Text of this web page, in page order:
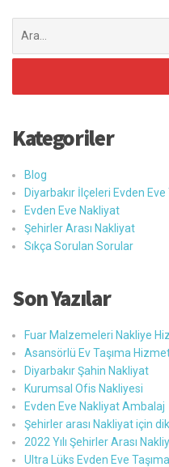
ara:
Kategoriler
Blog
Diyarbakır İlçeleri Evden Eve
Evden Eve Nakliyat
Şehirler Arası Nakliyat
Sıkça Sorulan Sorular
Son Yazılar
Fuar Malzemeleri Nakliye
Asansörlü Ev Taşıma
Diyarbakır Şahin Nakliyat
Kurumsal Ofis Nakliyesi
Evden Eve Nakliyat Ambalaj
Şehirler arası Nakliyat için
2022 Yılı Şehirler Arası
Ultra Lüks Evden Eve